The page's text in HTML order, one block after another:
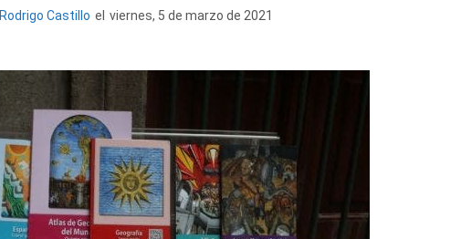
Rodrigo Castillo el viernes, 5 de marzo de 2021